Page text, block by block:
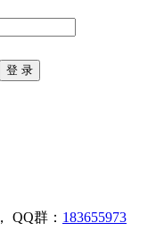
， QQ群： 183655973